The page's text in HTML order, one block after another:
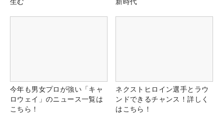
今年も男女プロが強い「キャ
ロウェイ」のニュース一覧は
こちら！
ネクストヒロイン選手とラウ
ンドできるチャンス！詳しく
はこちら！